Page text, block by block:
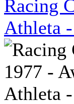
Racing
Athleta